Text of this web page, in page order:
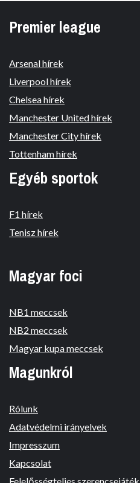
Premier league
Arsenal hírek
Liverpool hírek
Chelsea hírek
Manchester United hírek
Manchester City hírek
Tottenham hírek
Egyéb sportok
F1 hírek
Tenisz hírek
Magyar foci
NB1 meccsek
NB2 meccsek
Magyar kupa meccsek
Magunkról
Rólunk
Adatvédelmi irányelvek
Impresszum
Kapcsolat